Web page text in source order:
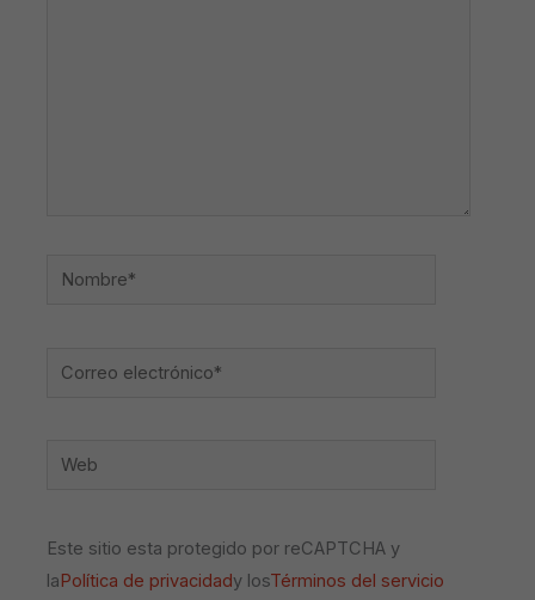
Nombre*
Correo
Web
Este sitio esta protegido por reCAPTCHA y
laPolítica de privacidady losTérminos del servicio